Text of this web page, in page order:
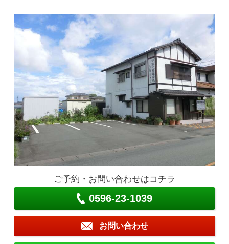
ご予約・お問い合わせはコチラ
0596-23-1039
お問い合わせ